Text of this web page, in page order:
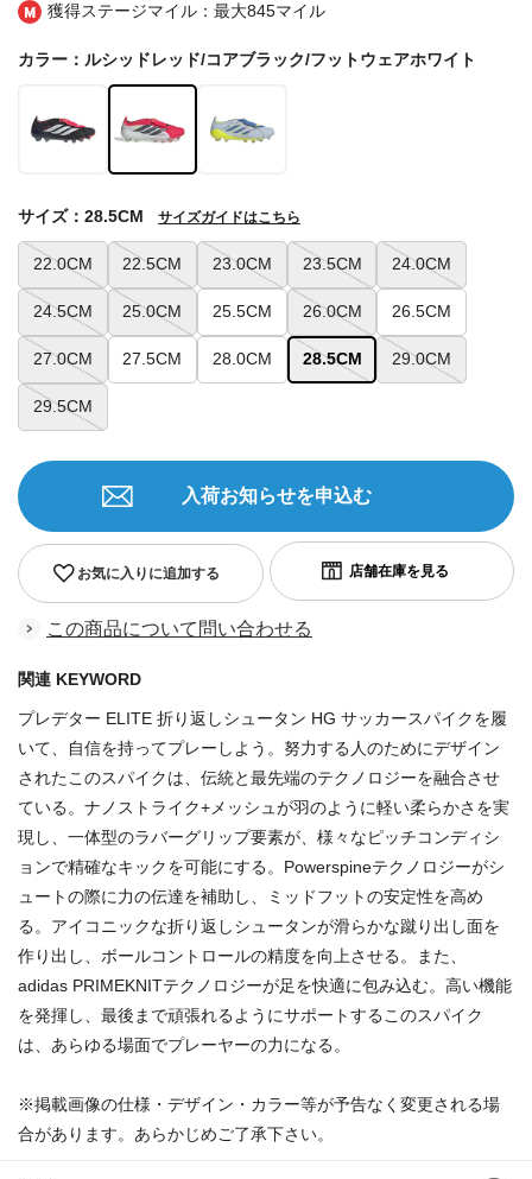
獲得ステージマイル：最大845マイル
カラー：ルシッドレッド/コアブラック/フットウェアホワイト
22.0CM 22.5CM 23.0CM 23.5CM 24.0CM
24.5CM 25.0CM 25.5CM 26.0CM 26.5CM
27.0CM 27.5CM 28.0CM 28.5CM 29.0CM
29.5CM
サイズ：28.5CM サイズガイドはこちら
お気に入りに追加する
入荷お知らせを申込む
この商品について問い合わせる
関連 KEYWORD
プレデター ELITE 折り返しシュータン HG サッカースパイクを履
いて、自信を持ってプレーしよう。努力する人のためにデザイン
されたこのスパイクは、伝統と最先端のテクノロジーを融合させ
ている。ナノストライク+メッシュが羽のように軽い柔らかさを実
現し、一体型のラバーグリップ要素が、様々なピッチコンディシ
ョンで精確なキックを可能にする。Powerspineテクノロジーがシ
ュートの際に力の伝達を補助し、ミッドフットの安定性を高め
る。アイコニックな折り返しシュータンが滑らかな蹴り出し面を
作り出し、ボールコントロールの精度を向上させる。また、
adidas PRIMEKNITテクノロジーが足を快適に包み込む。高い機能
を発揮し、最後まで頑張れるようにサポートするこのスパイク
は、あらゆる場面でプレーヤーの力になる。
※掲載画像の仕様・デザイン・カラー等が予告なく変更される場
合があります。あらかじめご了承下さい。